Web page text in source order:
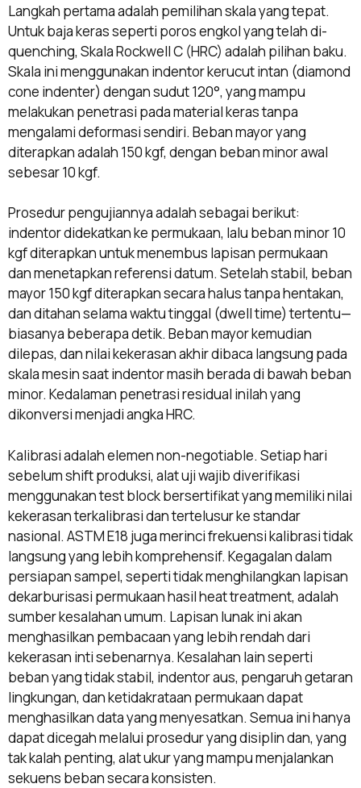
Langkah pertama adalah pemilihan skala yang tepat.
Untuk baja keras seperti poros engkol yang telah di-
quenching, Skala Rockwell C (HRC) adalah pilihan baku.
Skala ini menggunakan indentor kerucut intan (diamond
cone indenter) dengan sudut 120°, yang mampu
melakukan penetrasi pada material keras tanpa
mengalami deformasi sendiri. Beban mayor yang
diterapkan adalah 150 kgf, dengan beban minor awal
sebesar 10 kgf.
Prosedur pengujiannya adalah sebagai berikut:
indentor didekatkan ke permukaan, lalu beban minor 10
kgf diterapkan untuk menembus lapisan permukaan
dan menetapkan referensi datum. Setelah stabil, beban
mayor 150 kgf diterapkan secara halus tanpa hentakan,
dan ditahan selama waktu tinggal (dwell time) tertentu—
biasanya beberapa detik. Beban mayor kemudian
dilepas, dan nilai kekerasan akhir dibaca langsung pada
skala mesin saat indentor masih berada di bawah beban
minor. Kedalaman penetrasi residual inilah yang
dikonversi menjadi angka HRC.
Kalibrasi adalah elemen non-negotiable. Setiap hari
sebelum shift produksi, alat uji wajib diverifikasi
menggunakan test block bersertifikat yang memiliki nilai
kekerasan terkalibrasi dan tertelusur ke standar
nasional. ASTM E18 juga merinci frekuensi kalibrasi tidak
langsung yang lebih komprehensif. Kegagalan dalam
persiapan sampel, seperti tidak menghilangkan lapisan
dekarburisasi permukaan hasil heat treatment, adalah
sumber kesalahan umum. Lapisan lunak ini akan
menghasilkan pembacaan yang lebih rendah dari
kekerasan inti sebenarnya. Kesalahan lain seperti
beban yang tidak stabil, indentor aus, pengaruh getaran
lingkungan, dan ketidakrataan permukaan dapat
menghasilkan data yang menyesatkan. Semua ini hanya
dapat dicegah melalui prosedur yang disiplin dan, yang
tak kalah penting, alat ukur yang mampu menjalankan
sekuens beban secara konsisten.